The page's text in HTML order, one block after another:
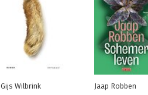
Gijs Wilbrink Jaap Robben